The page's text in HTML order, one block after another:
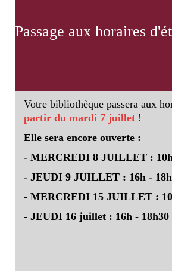
Votre bibliothèque passera aux
partir du mardi 7 juillet !
Elle sera encore ouverte :
- MERCREDI 8 JUILLET :
- JEUDI 9 JUILLET : 16h -
- MERCREDI 15 JUILLET :
- JEUDI 16 juillet : 16h - 18h30